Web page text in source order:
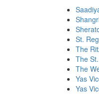
St.
The
The
The
Yas
Yas